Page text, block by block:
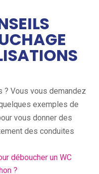
? Vous vous demandez
exemples de
vous donner des
des conduites
déboucher un WC
?